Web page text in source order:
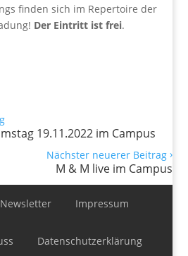
finden sich im Repertoire der
Der Eintritt ist frei.
19.11.2022 im Campus
Nächster neuerer Beitrag ›
M & M live im Campus
Newsletter Impressum
Datenschutzerklärung